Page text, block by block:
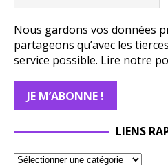
Nous gardons vos données
partageons qu’avec les
service possible. Lire notre
LIENS